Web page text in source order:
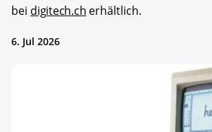
bei digitech.ch erhältlich.
6. Jul 2026